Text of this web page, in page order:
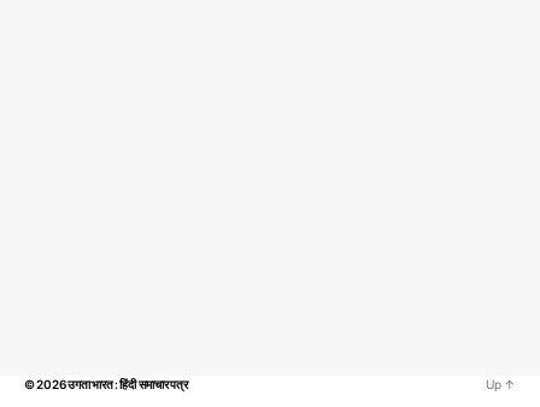
© 2026उगता भारत : हिंदी समाचार पत्र Up ↑